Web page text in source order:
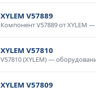
XYLEM V57889
XYLEM V57810
XYLEM V57809